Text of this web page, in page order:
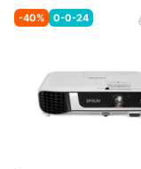
-40% 0-0-24